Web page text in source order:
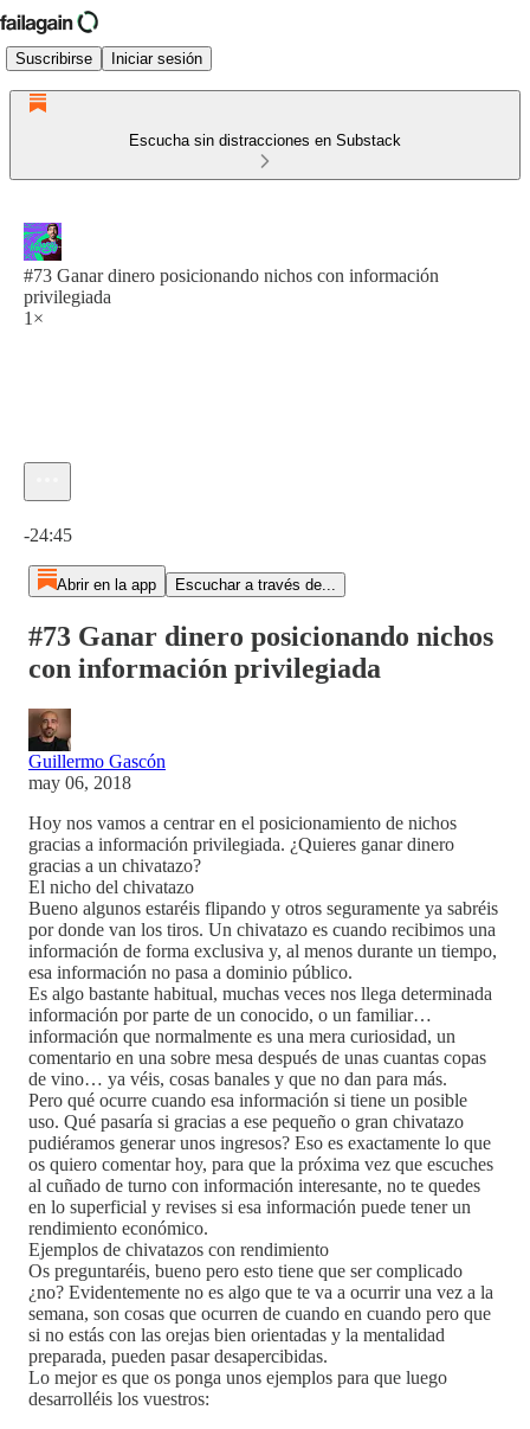
Suscribirse Iniciar sesión
Escucha sin distracciones en Substack
#73 Ganar dinero posicionando nichos con información
privilegiada
1×
-24:45
Abrir en la app Escuchar a través de...
#73 Ganar dinero posicionando nichos
con información privilegiada
Guillermo Gascón
may 06, 2018
Hoy nos vamos a centrar en el posicionamiento de nichos
gracias a información privilegiada. ¿Quieres ganar dinero
gracias a un chivatazo?
El nicho del chivatazo
Bueno algunos estaréis flipando y otros seguramente ya sabréis
por donde van los tiros. Un chivatazo es cuando recibimos una
información de forma exclusiva y, al menos durante un tiempo,
esa información no pasa a dominio público.
Es algo bastante habitual, muchas veces nos llega determinada
información por parte de un conocido, o un familiar…
información que normalmente es una mera curiosidad, un
comentario en una sobre mesa después de unas cuantas copas
de vino… ya véis, cosas banales y que no dan para más.
Pero qué ocurre cuando esa información si tiene un posible
uso. Qué pasaría si gracias a ese pequeño o gran chivatazo
pudiéramos generar unos ingresos? Eso es exactamente lo que
os quiero comentar hoy, para que la próxima vez que escuches
al cuñado de turno con información interesante, no te quedes
en lo superficial y revises si esa información puede tener un
rendimiento económico.
Ejemplos de chivatazos con rendimiento
Os preguntaréis, bueno pero esto tiene que ser complicado
¿no? Evidentemente no es algo que te va a ocurrir una vez a la
semana, son cosas que ocurren de cuando en cuando pero que
si no estás con las orejas bien orientadas y la mentalidad
preparada, pueden pasar desapercibidas.
Lo mejor es que os ponga unos ejemplos para que luego
desarrolléis los vuestros: